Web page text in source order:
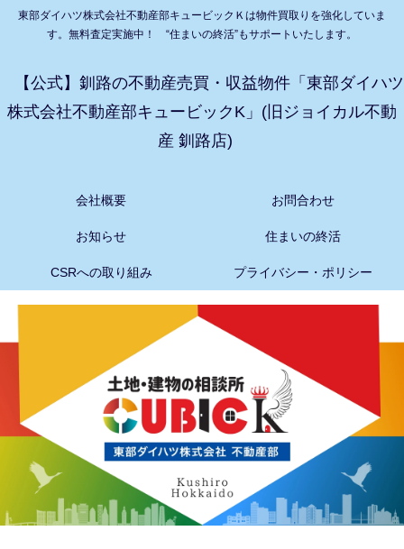
東部ダイハツ株式会社不動産部キュービックＫは物件買取りを強化していま
す。無料査定実施中！ “住まいの終活”もサポートいたします。
【公式】釧路の不動産売買・収益物件「東部ダイハツ
株式会社不動産部キュービックK」(旧ジョイカル不動
産 釧路店)
会社概要 お問合わせ
お知らせ 住まいの終活
CSRへの取り組み プライバシー・ポリシー